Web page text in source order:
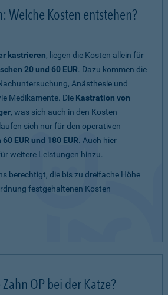
Welche Kosten entstehen?
kastrieren, liegen die Kosten allein für
20 und 60 EUR. Dazu kommen die
Anästhesie und
Medikamente. Die Kastration von
, was sich auch in den Kosten
sich nur für den operativen
EUR und 180 EUR. Auch hier
weitere Leistungen hinzu.
berechtigt, die bis zu dreifache Höhe
festgehaltenen Kosten
OP bei der Katze?